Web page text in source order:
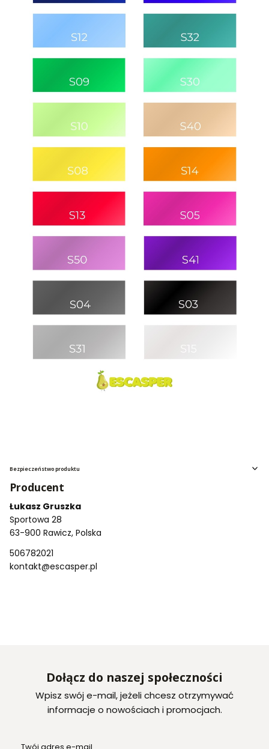
Bezpieczeństwo produktu
Producent
Łukasz Gruszka
Sportowa 28
63-900 Rawicz, Polska
506782021
kontakt@escasper.pl
Dołącz do naszej społeczności
Wpisz swój e-mail, jeżeli chcesz otrzymywać
informacje o nowościach i promocjach.